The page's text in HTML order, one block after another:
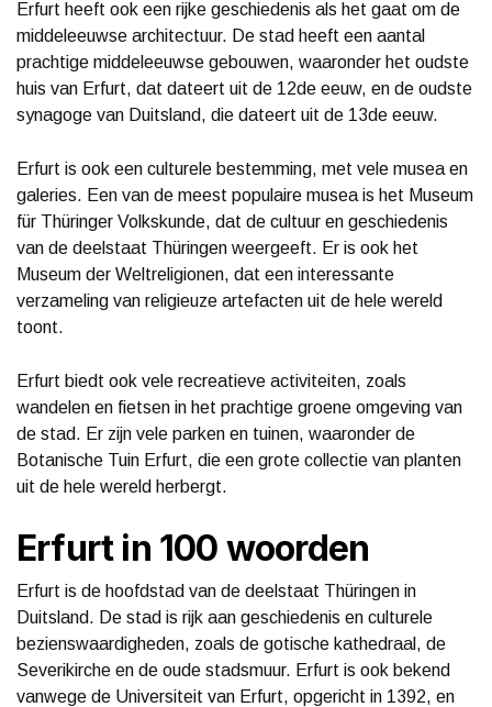
Erfurt heeft ook een rijke geschiedenis als het gaat om de
middeleeuwse architectuur. De stad heeft een aantal
prachtige middeleeuwse gebouwen, waaronder het oudste
huis van Erfurt, dat dateert uit de 12de eeuw, en de oudste
synagoge van Duitsland, die dateert uit de 13de eeuw.
Erfurt is ook een culturele bestemming, met vele musea en
galeries. Een van de meest populaire musea is het Museum
für Thüringer Volkskunde, dat de cultuur en geschiedenis
van de deelstaat Thüringen weergeeft. Er is ook het
Museum der Weltreligionen, dat een interessante
verzameling van religieuze artefacten uit de hele wereld
toont.
Erfurt biedt ook vele recreatieve activiteiten, zoals
wandelen en fietsen in het prachtige groene omgeving van
de stad. Er zijn vele parken en tuinen, waaronder de
Botanische Tuin Erfurt, die een grote collectie van planten
uit de hele wereld herbergt.
Erfurt in 100 woorden
Erfurt is de hoofdstad van de deelstaat Thüringen in
Duitsland. De stad is rijk aan geschiedenis en culturele
bezienswaardigheden, zoals de gotische kathedraal, de
Severikirche en de oude stadsmuur. Erfurt is ook bekend
vanwege de Universiteit van Erfurt, opgericht in 1392, en